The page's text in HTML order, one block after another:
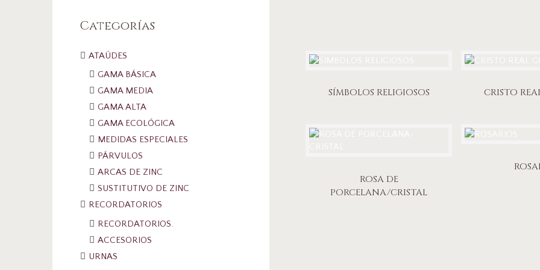
SÍMBOLOS RELIGIOSOS CRISTO
ROSA DE
PORCELANA/CRISTAL
Categorías
ATAÚDES
GAMA BÁSICA
GAMA MEDIA
GAMA ALTA
GAMA ECOLÓGICA
MEDIDAS ESPECIALES
PÁRVULOS
ARCAS DE ZINC
SUSTITUTIVO DE ZINC
RECORDATORIOS
RECORDATORIOS.
ACCESORIOS
URNAS